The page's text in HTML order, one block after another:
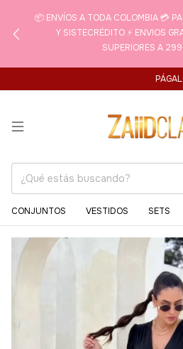
📦 ENVÍOS A TODA COLOMBIA 💳
Y SISTECRÉDITO ⚡ ENVIOS
SUPERIORES A
PÁGALO EN 3
CONJUNTOS VESTIDOS SETS